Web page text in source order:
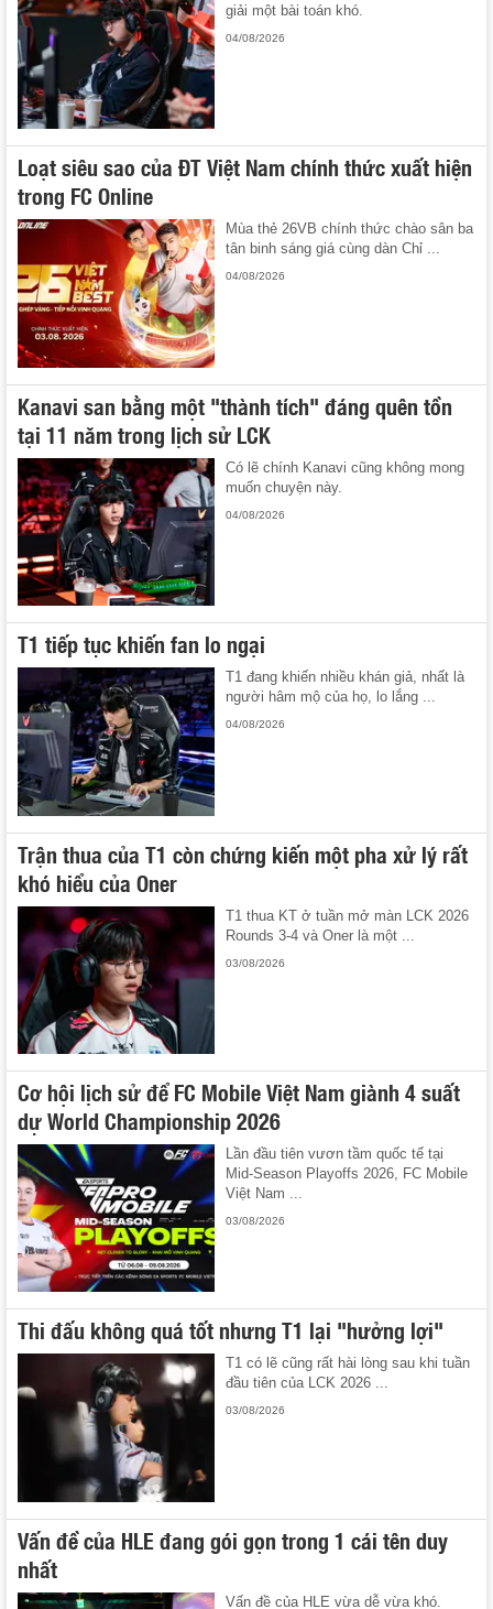
giải một bài toán khó.
04/08/2026
Loạt siêu sao của ĐT Việt Nam chính thức xuất hiện
trong FC Online
Mùa thẻ 26VB chính thức chào sân ba
tân binh sáng giá cùng dàn Chỉ ...
04/08/2026
Kanavi san bằng một "thành tích" đáng quên tồn
tại 11 năm trong lịch sử LCK
Có lẽ chính Kanavi cũng không mong
muốn chuyện này.
04/08/2026
T1 tiếp tục khiến fan lo ngại
T1 đang khiến nhiều khán giả, nhất là
người hâm mộ của họ, lo lắng ...
04/08/2026
Trận thua của T1 còn chứng kiến một pha xử lý rất
khó hiểu của Oner
T1 thua KT ở tuần mở màn LCK 2026
Rounds 3-4 và Oner là một ...
03/08/2026
Cơ hội lịch sử để FC Mobile Việt Nam giành 4 suất
dự World Championship 2026
Lần đầu tiên vươn tầm quốc tế tại
Mid-Season Playoffs 2026, FC Mobile
Việt Nam ...
03/08/2026
Thi đấu không quá tốt nhưng T1 lại "hưởng lợi"
T1 có lẽ cũng rất hài lòng sau khi tuần
đầu tiên của LCK 2026 ...
03/08/2026
Vấn đề của HLE đang gói gọn trong 1 cái tên duy
nhất
Vấn đề của HLE vừa dễ vừa khó.